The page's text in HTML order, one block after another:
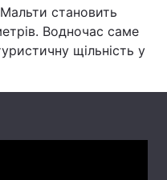
Погода
Регіони
становить
Водночас саме
щільність у